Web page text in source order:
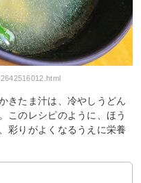
きたま汁は、冷やしうどん
このレシピのように、ほう
彩りがよくなるうえに栄養